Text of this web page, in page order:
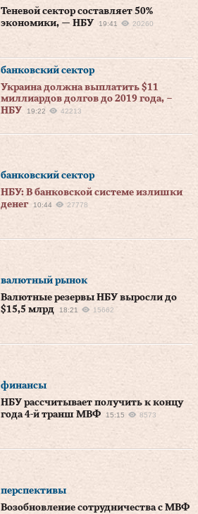
Теневой сектор составляет 50%
экономики, — НБУ
19:41 20260
банковский сектор
Украина должна выплатить $11
миллиардов долгов до 2019 года, –
НБУ
19:22 42213
банковский сектор
НБУ: В банковской системе излишки
денег
10:44 27778
валютный рынок
Валютные резервы НБУ выросли до
$15,5 млрд
18:21 15662
финансы
НБУ рассчитывает получить к концу
года 4-й транш МВФ
15:15 8573
перспективы
Возобновление сотрудничества с МВФ